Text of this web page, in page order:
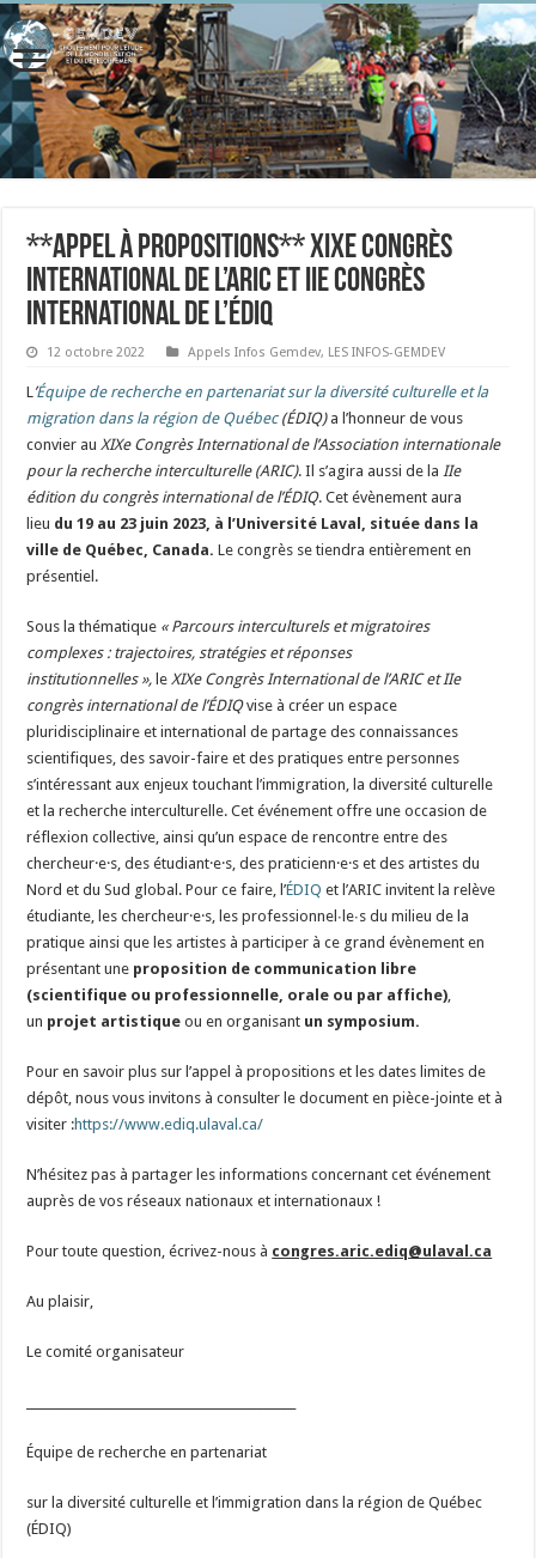
**APPEL À PROPOSITIONS** XIXe Congrès
International de l’ARIC et IIe congrès
international de l’ÉDIQ
12 octobre 2022 Appels Infos Gemdev, LES INFOS-GEMDEV
L’Équipe de recherche en partenariat sur la diversité culturelle et la
migration dans la région de Québec(ÉDIQ) a l’honneur de vous
convier auXIXe Congrès International de l’Association internationale
pour la recherche interculturelle (ARIC). Il s’agira aussi de laIIe
édition du congrès international de l’ÉDIQ. Cet évènement aura
lieu du 19 au 23 juin 2023, à l’Université Laval, située dans la
ville de Québec, Canada.Le congrès se tiendra entièrement en
présentiel.
Sous la thématique « Parcours interculturels et migratoires
complexes : trajectoires, stratégies et réponses
institutionnelles », leXIXe Congrès International de l’ARIC et IIe
congrès international de l’ÉDIQvise à créer un espace
pluridisciplinaire et international de partage des connaissances
scientifiques, des savoir-faire et des pratiques entre personnes
s’intéressant aux enjeux touchant l’immigration, la diversité culturelle
et la recherche interculturelle. Cet événement offre une occasion de
réflexion collective, ainsi qu’un espace de rencontre entre des
chercheur·e·s, des étudiant·e·s, des praticienn·e·s et des artistes du
Nord et du Sud global. Pour ce faire, l’ÉDIQ et l’ARIC invitent la relève
étudiante, les chercheur·e·s, les professionnel∙le∙s du milieu de la
pratique ainsi que les artistes à participer à ce grand évènement en
présentant une proposition de communication libre
(scientifique ou professionnelle, orale ou par affiche),
un projet artistiqueou en organisant un symposium.
Pour en savoir plus sur l’appel à propositions et les dates limites de
dépôt, nous vous invitons à consulter le document en pièce-jointe et à
visiter :https://www.ediq.ulaval.ca/
N’hésitez pas à partager les informations concernant cet événement
auprès de vos réseaux nationaux et internationaux !
Pour toute question, écrivez-nous à congres.aric.ediq@ulaval.ca
Au plaisir,
Le comité organisateur
Équipe de recherche en partenariat
sur la diversité culturelle et l’immigration dans la région de Québec
(ÉDIQ)